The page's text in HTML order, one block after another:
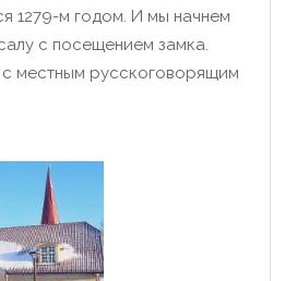
1279-м годом. И мы начнем
с посещением замка.
местным русскоговорящим